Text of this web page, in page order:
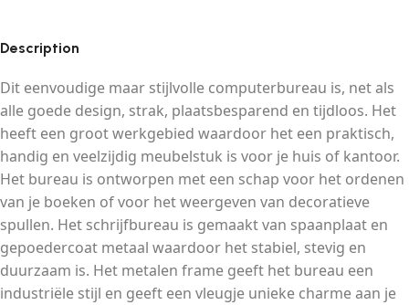
Description
Dit eenvoudige maar stijlvolle computerbureau is, net als
alle goede design, strak, plaatsbesparend en tijdloos. Het
heeft een groot werkgebied waardoor het een praktisch,
handig en veelzijdig meubelstuk is voor je huis of kantoor.
Het bureau is ontworpen met een schap voor het ordenen
van je boeken of voor het weergeven van decoratieve
spullen. Het schrijfbureau is gemaakt van spaanplaat en
gepoedercoat metaal waardoor het stabiel, stevig en
duurzaam is. Het metalen frame geeft het bureau een
industriële stijl en geeft een vleugje unieke charme aan je